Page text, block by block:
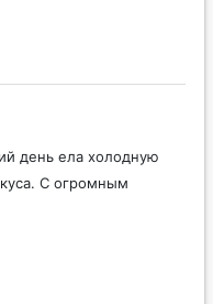
день ела холодную
С огромным